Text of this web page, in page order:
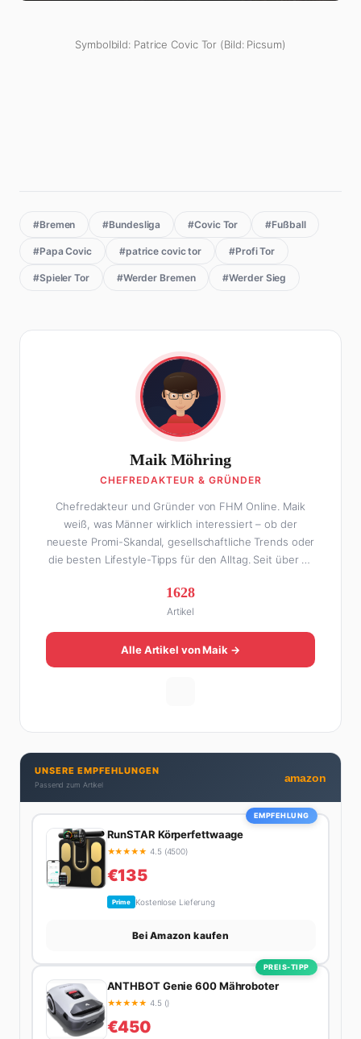
Symbolbild: Patrice Covic Tor (Bild: Picsum)
#Bremen #Bundesliga #Covic Tor #Fußball
#Papa Covic #patrice covic tor #Profi Tor
#Spieler Tor #Werder Bremen #Werder Sieg
Maik Möhring
CHEFREDAKTEUR & GRÜNDER
Chefredakteur und Gründer von FHM Online. Maik
weiß, was Männer wirklich interessiert – ob der
neueste Promi-Skandal, gesellschaftliche Trends oder
die besten Lifestyle-Tipps für den Alltag. Seit über 10
Online zu einer der führenden Männer-Lifestyle-
Plattformen im deutschsprachigen Raum aufgebaut.
Sein Weg dahin war alles andere als geradlinig: Die
eine Hälfte seines Lebens stand er in der
Gastronomie – mit allem, was dazugehört. Die andere
dran. Wenn Maik nicht gerade den heißesten Tratsch
aus der Promi-Welt aufspürt oder die besten
Lifestyle-Empfehlungen zusammenstellt, findet man
ihn beim Wandern in den Schweizer Alpen, am Grill
mit Freunden oder auf der Suche nach dem
perfekten Espresso. Sein Motto: Lieber einmal richtig
1628
Artikel
Alle Artikel von Maik →
UNSERE EMPFEHLUNGEN
Passend zum Artikel
amazon
EMPFEHLUNG
RunSTAR Körperfettwaage
★★★★★ 4.5 (4500)
€135
Prime Kostenlose Lieferung
Bei Amazon kaufen
PREIS-TIPP
ANTHBOT Genie 600 Mähroboter
★★★★★ 4.5 ()
€450